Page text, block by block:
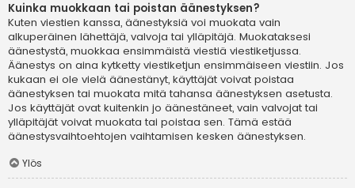
Kuinka muokkaan tai poistan äänestyksen?
Kuten viestien kanssa, äänestyksiä voi muokata vain
alkuperäinen lähettäjä, valvoja tai ylläpitäjä. Muokataksesi
äänestystä, muokkaa ensimmäistä viestiä viestiketjussa.
Äänestys on aina kytketty viestiketjun ensimmäiseen viestiin. Jos
kukaan ei ole vielä äänestänyt, käyttäjät voivat poistaa
äänestyksen tai muokata mitä tahansa äänestyksen asetusta.
Jos käyttäjät ovat kuitenkin jo äänestäneet, vain valvojat tai
ylläpitäjät voivat muokata tai poistaa sen. Tämä estää
äänestysvaihtoehtojen vaihtamisen kesken äänestyksen.
Ylös